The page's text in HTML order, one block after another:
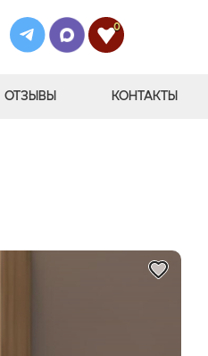
0
ОТЗЫВЫ КОНТАКТЫ